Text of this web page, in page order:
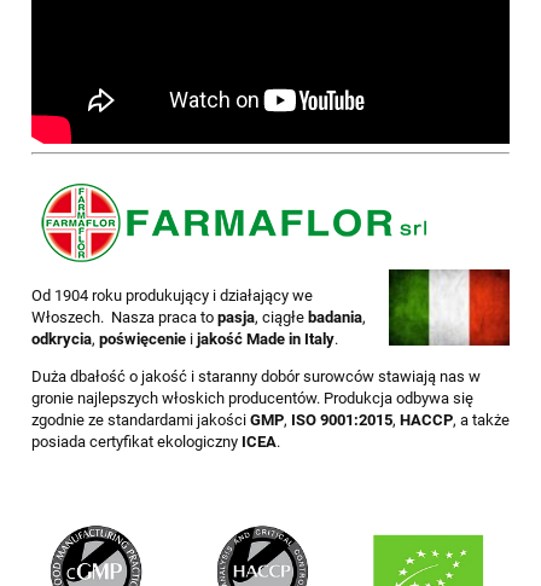
Od 1904 roku produkujący i działający we
Włoszech. Nasza praca to pasja, ciągłe badania,
odkrycia, poświęcenie i jakość Made in Italy.
Duża dbałość o jakość i staranny dobór surowców stawiają nas w
gronie najlepszych włoskich producentów. Produkcja odbywa się
zgodnie ze standardami jakości GMP, ISO 9001:2015, HACCP, a także
posiada certyfikat ekologiczny ICEA.